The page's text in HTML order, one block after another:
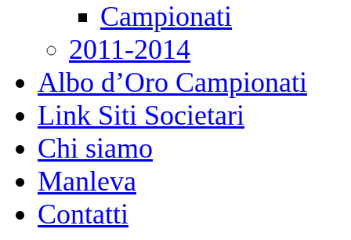
Campionati
2011-2014
Albo d’Oro Campionati
Link Siti Societari
Chi siamo
Manleva
Contatti